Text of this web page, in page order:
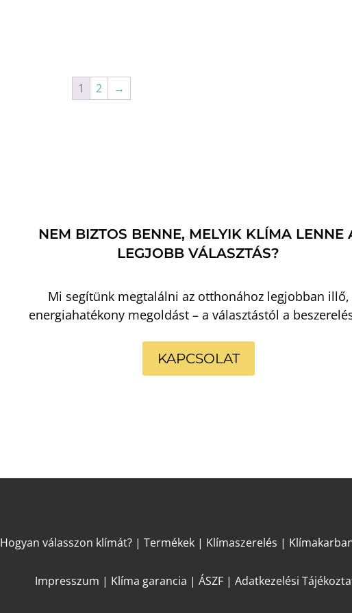
1 2 →
NEM BIZTOS BENNE, MELYIK KLÍMA LENNE
LEGJOBB VÁLASZTÁS?
Mi segítünk megtalálni az otthonához legjobban illő,
energiahatékony megoldást – a választástól a
KAPCSOLAT
Hogyan válasszon klímát?| Termékek| Klímaszerelés |
Impresszum | Klíma garancia | ÁSZF | Adatkezelési